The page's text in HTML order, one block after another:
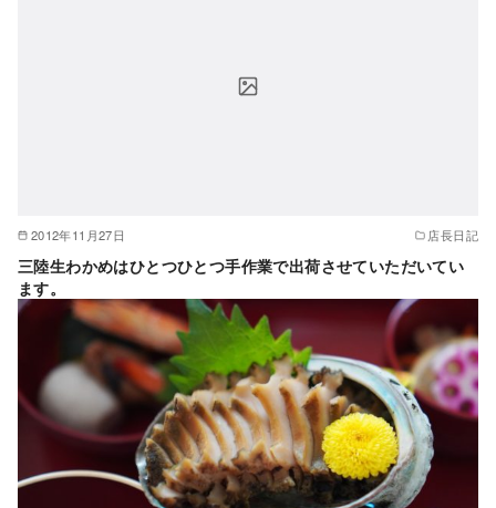
2012年11月27日 店長日記
三陸生わかめはひとつひとつ手作業で出荷させていただいてい
ます。